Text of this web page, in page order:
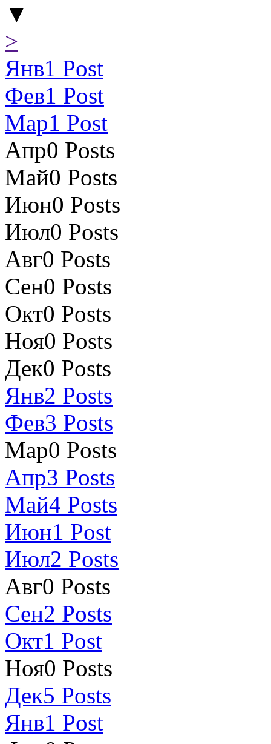
▼
>
Янв1 Post
Фев1 Post
Мар1 Post
Апр0 Posts
Май0 Posts
Июн0 Posts
Июл0 Posts
Авг0 Posts
Сен0 Posts
Окт0 Posts
Ноя0 Posts
Дек0 Posts
Янв2 Posts
Фев3 Posts
Мар0 Posts
Апр3 Posts
Май4 Posts
Июн1 Post
Июл2 Posts
Авг0 Posts
Сен2 Posts
Окт1 Post
Ноя0 Posts
Дек5 Posts
Янв1 Post